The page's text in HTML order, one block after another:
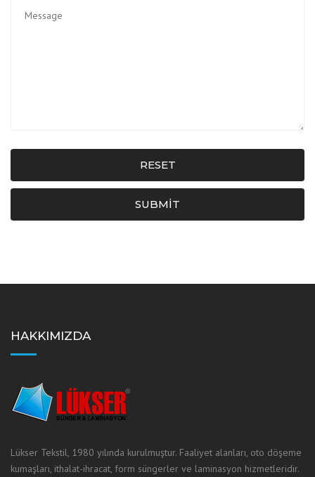
RESET
SUBMIT
HAKKIMIZDA
Lükser Tekstil, 1980 yılında kurulmuştur. Faaliyet alanları, oto döşeme
kumaşları, ithalat-ihracat, form süngerler ve laminasyon hizmetleridir.